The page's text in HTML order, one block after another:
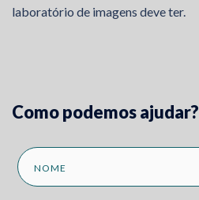
laboratório de imagens deve ter.
Como podemos ajudar?